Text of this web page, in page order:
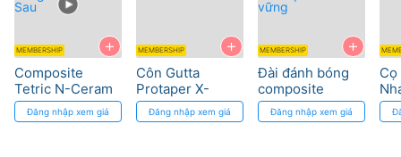
+
MEMBERSHIP
Composite
Tetric N-Ceram
Nano-Hybrid
cho Răng Trước
Đăng nhập xem giá
+
MEMBERSHIP
Côn Gutta
Protaper X-
Protype Pearl
Dent
Đăng nhập xem giá
+
MEMBERSHIP
Đài đánh bóng
composite
Enhance
Dentsply - Kết
Đăng nhập xem giá
Cọ
Tốt